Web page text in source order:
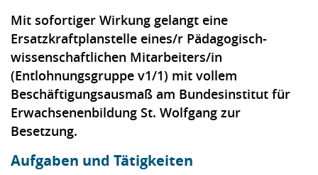
Mit sofortiger Wirkung gelangt eine
Ersatzkraftplanstelle eines/r Pädagogisch-
wissenschaftlichen Mitarbeiters/in
(Entlohnungsgruppe v1/1) mit vollem
Beschäftigungsausmaß am Bundesinstitut für
Erwachsenenbildung St. Wolfgang zur
Besetzung.
Aufgaben und Tätigkeiten